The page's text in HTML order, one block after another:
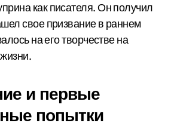
как писателя. Он получил
свое призвание в раннем
на его творчестве на
и первые
попытки